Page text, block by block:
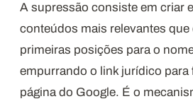
A supressão consiste em criar
conteúdos mais relevantes que
primeiras posições para o
empurrando o link jurídico para
página do Google. É o